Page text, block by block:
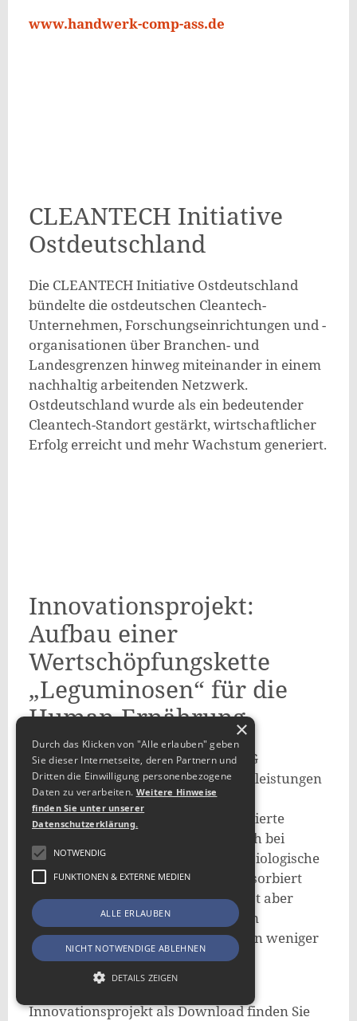
www.handwerk-comp-ass.de
CLEANTECH Initiative
Ostdeutschland
Die CLEANTECH Initiative Ostdeutschland
bündelte die ostdeutschen Cleantech-
Unternehmen, Forschungseinrichtungen und -
organisationen über Branchen- und
Landesgrenzen hinweg miteinander in einem
nachhaltig arbeitenden Netzwerk.
Ostdeutschland wurde als ein bedeutender
Cleantech-Standort gestärkt, wirtschaftlicher
Erfolg erreicht und mehr Wachstum generiert.
Innovationsprojekt:
Aufbau einer
Wertschöpfungskette
„Leguminosen“ für die
Human-Ernährung
Die QFI Quendt Food Innovation KG
unterstützt mit ihren Entwicklungsleistungen
mittelständische Unternehmen, die
anspruchsvolle, längerfristig orientierte
Kunden bedienen; sie schätzen auch bei
Knabbergebäcken ernährungsphysiologische
Qualitäten. Der Massenkonsum absorbiert
zwar enorme Produktmengen, er ist aber
stark umkämpft, steht unter hohem
Preisdruck und ist für deren Kunden weniger
geeignet.
Innovationsprojektals Download finden Sie
×
Durch das Klicken von "Alle erlauben" geben
Sie dieser Internetseite, deren Partnern und
Dritten die Einwilligung personenbezogene
Daten zu verarbeiten. Weitere Hinweise
finden Sie unter unserer
Datenschutzerklärung.
NOTWENDIG
FUNKTIONEN & EXTERNE MEDIEN
ALLE ERLAUBEN
NICHT NOTWENDIGE ABLEHNEN
DETAILS ZEIGEN